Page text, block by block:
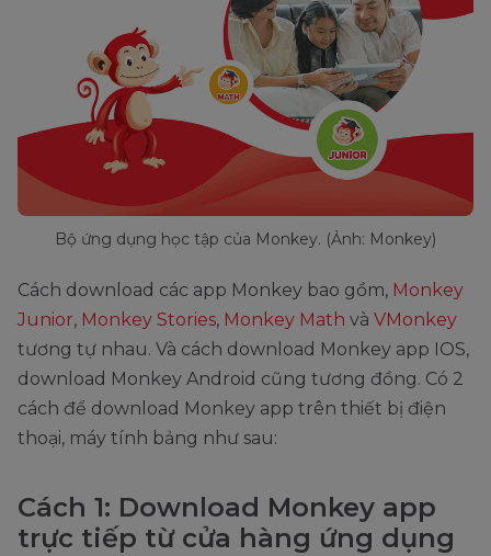
Bộ ứng dụng học tập của Monkey. (Ảnh: Monkey)
Cách download các app Monkey bao gồm, Monkey
Junior, Monkey Stories, Monkey Math và VMonkey
tương tự nhau. Và cách download Monkey app IOS,
download Monkey Android cũng tương đồng. Có 2
cách để download Monkey app trên thiết bị điện
thoại, máy tính bảng như sau:
Cách 1: Download Monkey app
trực tiếp từ cửa hàng ứng dụng